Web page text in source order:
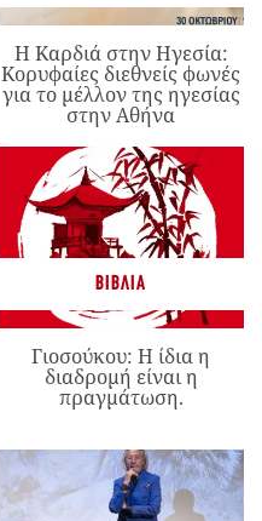
Η Καρδιά στην Ηγεσία:
Κορυφαίες διεθνείς φωνές
για το μέλλον της ηγεσίας
στην Αθήνα
ΒΙΒΛΊΑ
Γιοσούκου: Η ίδια η
διαδρομή είναι η
πραγμάτωση.